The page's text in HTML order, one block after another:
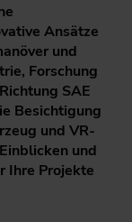
Ansätze
und
Forschung
SAE
Besichtigung
und VR-
und
Ihre Projekte